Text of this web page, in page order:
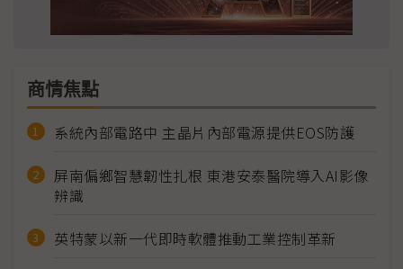
商情焦點
系統內部電路中 主晶片內部電源提供EOS防護
屏南偏鄉智慧韌性扎根 東港安泰醫院導入AI影像
辨識
英特蒙以新一代即時軟體推動工業控制革新